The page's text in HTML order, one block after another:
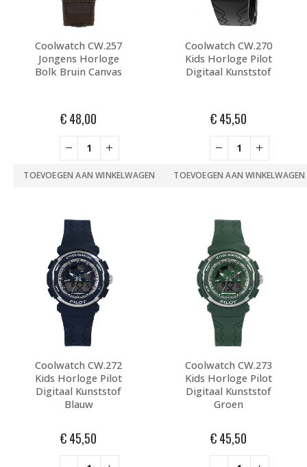
Coolwatch CW.257
Jongens Horloge
Bolk Bruin Canvas
€48,00
TOEVOEGEN AAN WINKELWAGEN
Coolwatch CW.270
Kids Horloge Pilot
Digitaal Kunststof
€45,50
TOEVOEGEN AAN WINKELWAGEN
Coolwatch CW.272
Kids Horloge Pilot
Digitaal Kunststof
Blauw
€45,50
Coolwatch CW.273
Kids Horloge Pilot
Digitaal Kunststof
Groen
€45,50